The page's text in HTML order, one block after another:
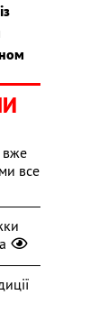
вже
все